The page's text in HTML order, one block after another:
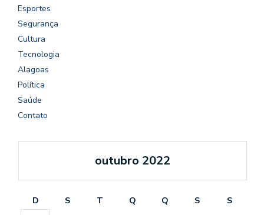
Esportes
Segurança
Cultura
Tecnologia
Alagoas
Política
Saúde
Contato
outubro 2022
D S T Q Q S
S